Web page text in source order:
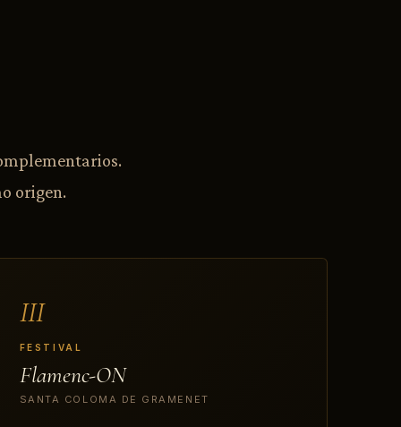
origen.
III
FESTIVAL
Flamenc-ON
SANTA COLOMA DE GRAMENET